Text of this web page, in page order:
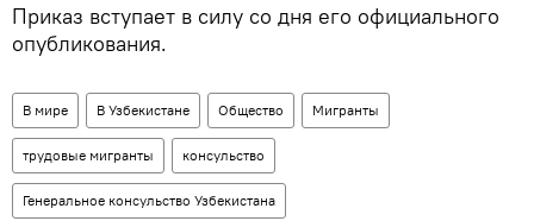
Приказ вступает в силу со дня его официального
опубликования.
В мире В Узбекистане Общество Мигранты
трудовые мигранты консульство
Генеральное консульство Узбекистана